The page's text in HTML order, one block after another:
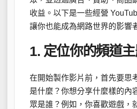
收益。以下是一些經營
讓你也能成為網路世界的影響
1. 定位你的頻道
在開始製作影片前，首先要思
是什麼？你想分享什麼樣的內
眾是誰？例如，你喜歡遊戲，